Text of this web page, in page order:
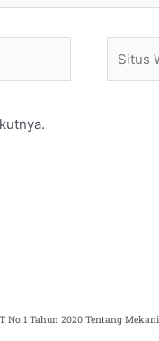
Web